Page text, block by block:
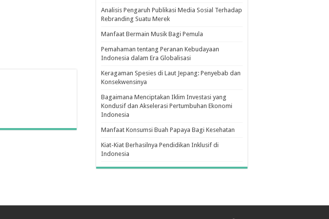
Analisis Pengaruh Publikasi Media Sosial Terhadap
Rebranding Suatu Merek
Manfaat Bermain Musik Bagi Pemula
Pemahaman tentang Peranan Kebudayaan
Indonesia dalam Era Globalisasi
Keragaman Spesies di Laut Jepang: Penyebab dan
Konsekwensinya
Bagaimana Menciptakan Iklim Investasi yang
Kondusif dan Akselerasi Pertumbuhan Ekonomi
Indonesia
Manfaat Konsumsi Buah Papaya Bagi Kesehatan
Kiat-Kiat Berhasilnya Pendidikan Inklusif di
Indonesia